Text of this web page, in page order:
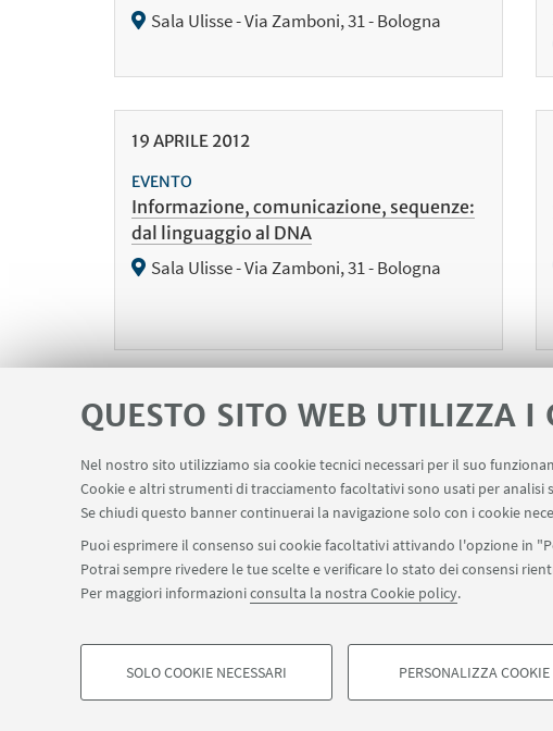
QUESTO SITO WEB UTILIZZA I
Nel nostro sito utilizziamo sia cookie tecnici necessari per il suo
Cookie e altri strumenti di tracciamento facoltativi sono usati per
Se chiudi questo banner continuerai la navigazione solo con i cookie
Puoi esprimere il consenso sui cookie facoltativi attivando l'opzione in
Potrai sempre rivedere le tue scelte e verificare lo stato dei consensi
Per maggiori informazioniconsulta la nostra Cookie policy.
COOKIE DI PROFILAZIONE - FACOLTATIVI
SOLO COOKIE NECESSARI PERSONALIZZA COOKIE
Sala Ulisse - Via Zamboni, 31 - Bologna
19 APRILE 2012
EVENTO
Informazione, comunicazione, sequenze:
dal linguaggio al DNA
Sala Ulisse - Via Zamboni, 31 - Bologna
«
12
©Copyright 2026 - ALMA MATER STUDIORUM - Università di